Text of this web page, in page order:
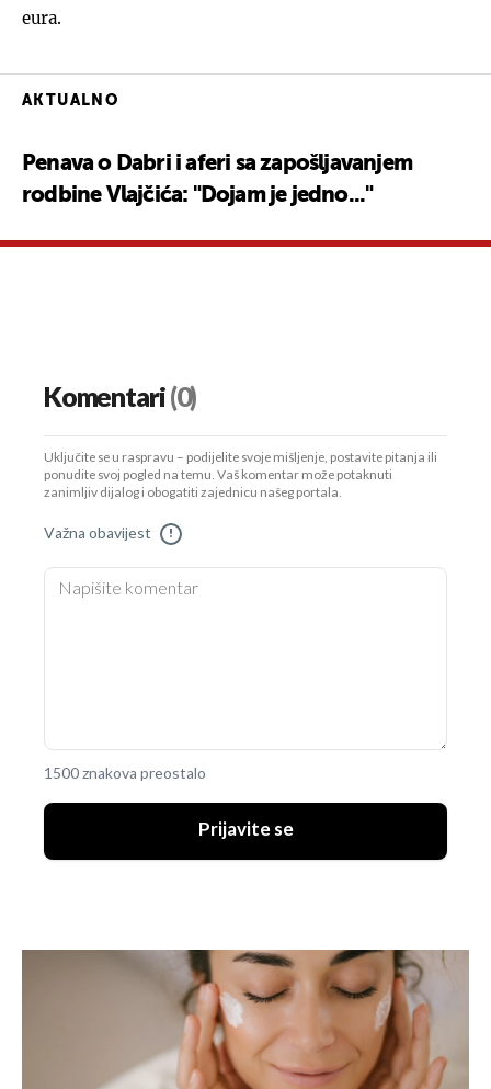
eura.
AKTUALNO
Penava o Dabri i aferi sa zapošljavanjem
rodbine Vlajčića: "Dojam je jedno..."
Komentari(0)
Uključite se u raspravu – podijelite svoje mišljenje, postavite pitanja ili
ponudite svoj pogled na temu. Vaš komentar može potaknuti
zanimljiv dijalog i obogatiti zajednicu našeg portala.
Važna obavijest !
1500 znakova preostalo
Prijavite se